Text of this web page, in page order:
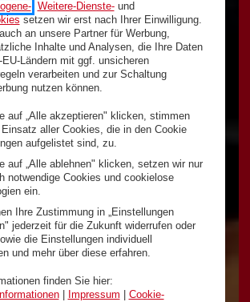
, Weitere-Dienste-und
setzen wir erst nach Ihrer Einwilligung.
an unsere Partner für Werbung,
Inhalte und Analysen, die Ihre Daten
Ländern mit ggf. unsicheren
verarbeiten und zur Schaltung
nutzen können.
auf „Alle akzeptieren" klicken, stimmen
aller Cookies, die in den Cookie
aufgelistet sind, zu.
auf „Alle ablehnen" klicken, setzen wir nur
notwendige Cookies und cookielose
ein.
Ihre Zustimmung in „Einstellungen
jederzeit für die Zukunft widerrufen oder
die Einstellungen individuell
und mehr über diese erfahren.
finden Sie hier:
| Impressum
Cookie-